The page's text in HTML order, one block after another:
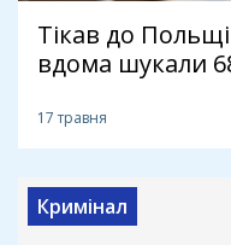
Тікав до
вдома шукали
17 травня
Кримінал